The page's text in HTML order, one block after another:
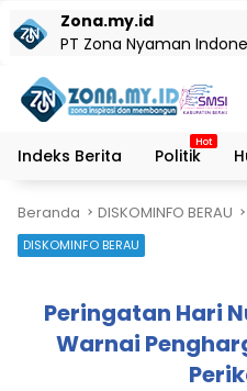
Zona.my.id
PT Zona Nyaman
Indeks Berita Politik
Beranda DISKOMINFO BERAU
DISKOMINFO BERAU
Peringatan Hari
Warnai